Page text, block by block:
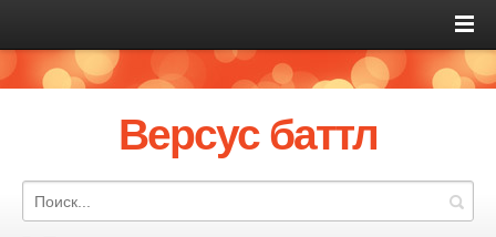
Версус баттл